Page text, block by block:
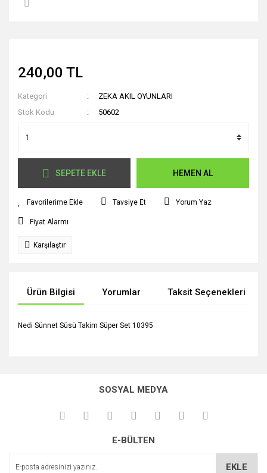
240,00 TL
Kategori
ZEKA AKIL OYUNLARI
Stok Kodu
50602
SEPETE EKLE HEMEN AL
Tavsiye Et Yorum Yaz
Fiyat Alarmı
Karşılaştır
Ürün Bilgisi Yorumlar Taksit Seçenekleri
Nedi Sünnet Süsü Takim Süper Set 10395
kullanarak tarafımıza iletebilirsiniz.
Görüş ve önerileriniz için teşekkür ederiz.
Ürün açıklamasında eksik bilgiler bulunuyor.
SOSYAL MEDYA
E-BÜLTEN
EKLE